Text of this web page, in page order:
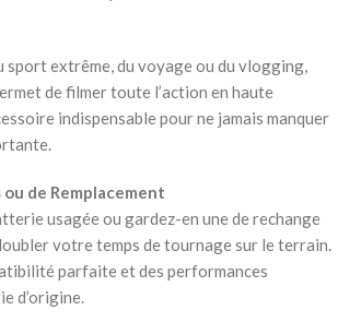
sport extrême, du voyage ou du vlogging,
de filmer toute l’action en haute
indispensable pour ne jamais manquer
de Remplacement
usagée ou gardez-en une de rechange
votre temps de tournage sur le terrain.
parfaite et des performances
d’origine.